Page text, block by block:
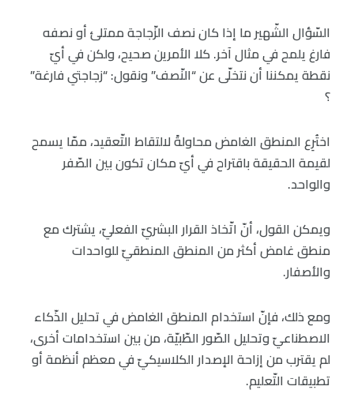
السّؤال الشّهير ما إذا كان نصف الزّجاجة ممتلئ أو نصفه
فارغ يلمح في مثال آخر. كلا الأمرين صحيح، ولكن في أيّ
نقطة يمكننا أن نتخلّى عن “النّصف” ونقول: “زجاجتي فارغة”
؟
اختُرِع المنطق الغامض محاولةً لالتقاط التّعقيد، ممّا يسمح
لقيمة الحقيقة باقتراح في أيّ مكان تكون بين الصّفر
والواحد.
ويمكن القول، أنّ اتّخاذ القرار البشريّ الفعليّ، يشترك مع
منطق غامض أكثر من المنطق المنطقيّ للواحدات
والأصفار.
ومع ذلك، فإنّ استخدام المنطق الغامض في تحليل الذّكاء
الاصطناعيّ وتحليل الصّور الطّبيّة، من بين استخدامات أخرى،
لم يقترب من إزاحة الإصدار الكلاسيكيّ في معظم أنظمة أو
تطبيقات التّعليم.